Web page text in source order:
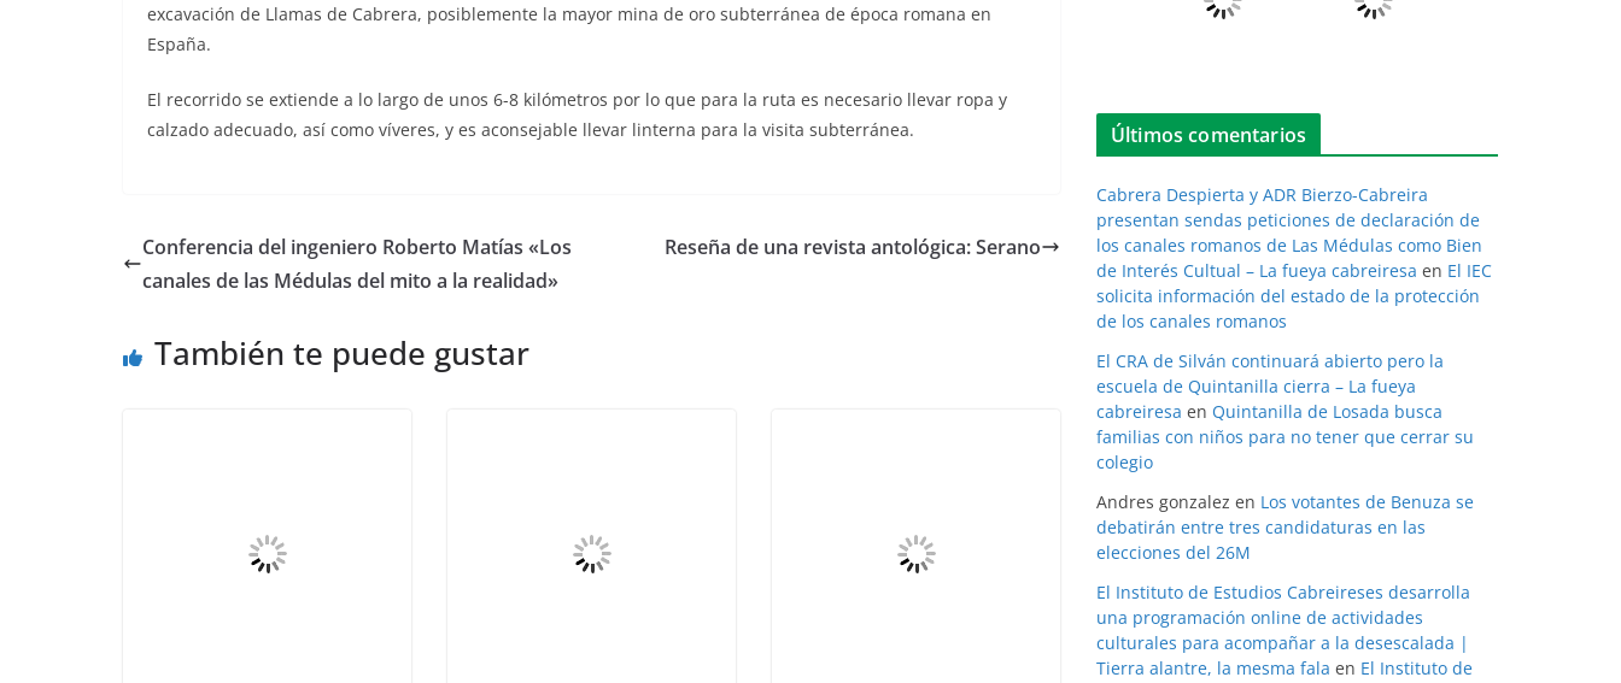
excavación de Llamas de Cabrera, posiblemente la mayor mina de oro subterránea de época romana en
España.
El recorrido se extiende a lo largo de unos 6-8 kilómetros por lo que para la ruta es necesario llevar ropa y
calzado adecuado, así como víveres, y es aconsejable llevar linterna para la visita subterránea.
Conferencia del ingeniero Roberto Matías «Los
canales de las Médulas del mito a la realidad»
Reseña de una revista antológica: Serano
También te puede gustar
Últimos comentarios
Cabrera Despierta y ADR Bierzo-Cabreira
presentan sendas peticiones de declaración de
los canales romanos de Las Médulas como Bien
de Interés Cultual – La fueya cabreiresa en El IEC
solicita información del estado de la protección
de los canales romanos
El CRA de Silván continuará abierto pero la
escuela de Quintanilla cierra – La fueya
cabreiresa en Quintanilla de Losada busca
familias con niños para no tener que cerrar su
colegio
Andres gonzalez en Los votantes de Benuza se
debatirán entre tres candidaturas en las
elecciones del 26M
El Instituto de Estudios Cabreireses desarrolla
una programación online de actividades
culturales para acompañar a la desescalada |
Tierra alantre, la mesma fala en El Instituto de